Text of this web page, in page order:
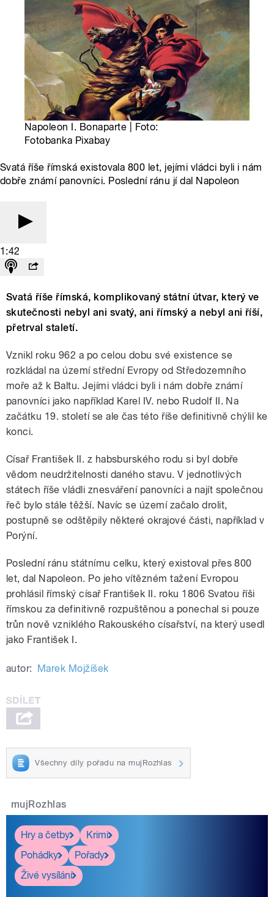
Napoleon I. Bonaparte | Foto:
Fotobanka Pixabay
Svatá říše římská existovala 800 let, jejími vládci byli i nám
dobře známí panovníci. Poslední ránu jí dal Napoleon
1:42
Svatá říše římská, komplikovaný státní útvar, který ve
skutečnosti nebyl ani svatý, ani římský a nebyl ani říší,
přetrval staletí.
Vznikl roku 962 a po celou dobu své existence se
rozkládal na území střední Evropy od Středozemního
moře až k Baltu. Jejími vládci byli i nám dobře známí
panovníci jako například Karel IV. nebo Rudolf II. Na
začátku 19. století se ale čas této říše definitivně chýlil ke
konci.
Císař František II. z habsburského rodu si byl dobře
vědom neudržitelnosti daného stavu. V jednotlivých
státech říše vládli znesváření panovníci a najít společnou
řeč bylo stále těžší. Navíc se území začalo drolit,
postupně se odštěpily některé okrajové části, například v
Porýní.
Poslední ránu státnímu celku, který existoval přes 800
let, dal Napoleon. Po jeho vítězném tažení Evropou
prohlásil římský císař František II. roku 1806 Svatou říši
římskou za definitivně rozpuštěnou a ponechal si pouze
trůn nově vzniklého Rakouského císařství, na který usedl
jako František I.
autor: Marek Mojžíšek
Všechny díly pořadu na mujRozhlas
mujRozhlas
Hry a četby
Krimi
Pohádky
Pořady
Živé vysílání